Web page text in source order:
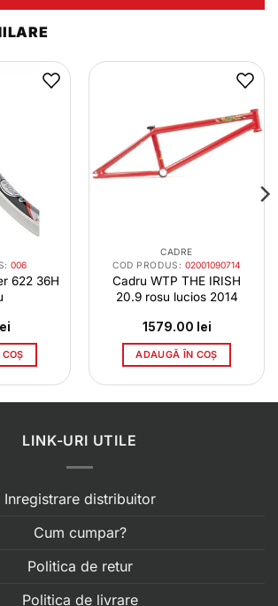
006
622 36H
lei
CADRE
COD PRODUS: 02001090714
Cadru WTP THE IRISH
20.9 rosu lucios 2014
1579.00 lei
ADAUGĂ ÎN COȘ
LINK-URI UTILE
Inregistrare distribuitor
Cum cumpar?
Politica de retur
Politica de livrare